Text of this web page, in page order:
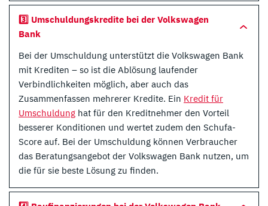
3️⃣ Umschuldungskredite bei der Volkswagen
Bank
Bei der Umschuldung unterstützt die Volkswagen Bank
mit Krediten – so ist die Ablösung laufender
Verbindlichkeiten möglich, aber auch das
Zusammenfassen mehrerer Kredite. Ein Kredit für
Umschuldung hat für den Kreditnehmer den Vorteil
besserer Konditionen und wertet zudem den Schufa-
Score auf. Bei der Umschuldung können Verbraucher
das Beratungsangebot der Volkswagen Bank nutzen, um
die für sie beste Lösung zu finden.